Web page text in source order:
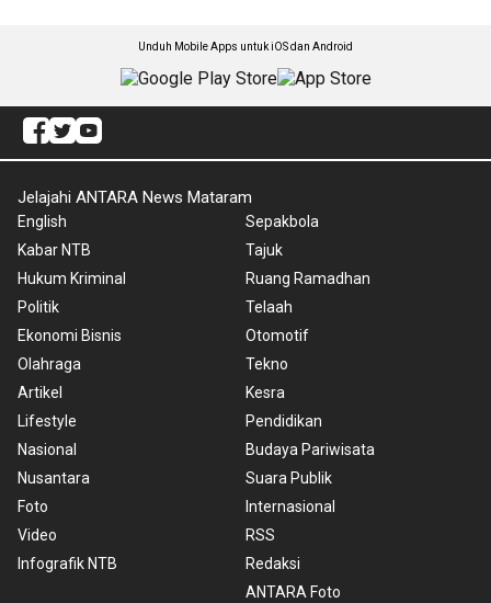
Unduh Mobile Apps untuk iOS dan Android
Jelajahi ANTARA News Mataram
English
Kabar NTB
Hukum Kriminal
Politik
Ekonomi Bisnis
Olahraga
Artikel
Lifestyle
Nasional
Nusantara
Foto
Video
Infografik NTB
Sepakbola
Tajuk
Ruang Ramadhan
Telaah
Otomotif
Tekno
Kesra
Pendidikan
Budaya Pariwisata
Suara Publik
Internasional
RSS
Redaksi
ANTARA Foto